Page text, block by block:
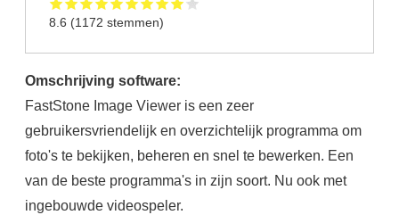
8.6 (1172 stemmen)
Omschrijving software:
FastStone Image Viewer is een zeer
gebruikersvriendelijk en overzichtelijk programma om
foto's te bekijken, beheren en snel te bewerken. Een
van de beste programma's in zijn soort. Nu ook met
ingebouwde videospeler.